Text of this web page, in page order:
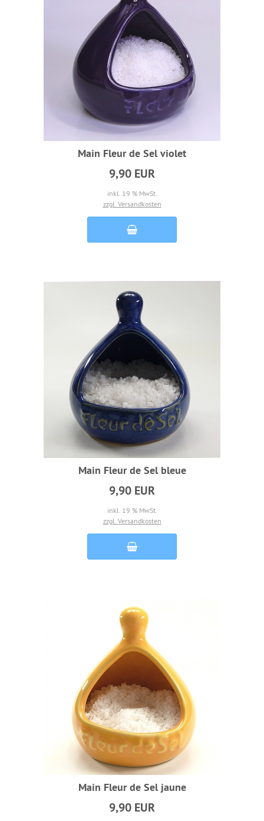
Main Fleur de Sel violet
9,90 EUR
inkl. 19 % MwSt.
zzgl. Versandkosten
Main Fleur de Sel bleue
9,90 EUR
inkl. 19 % MwSt.
zzgl. Versandkosten
Main Fleur de Sel jaune
9,90 EUR